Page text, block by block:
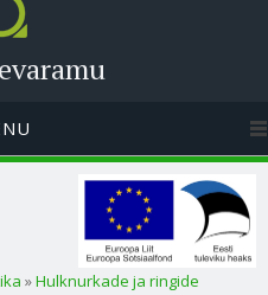
»Hulknurkade ja ringide